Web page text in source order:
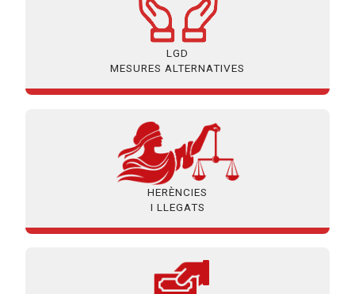
LGD
MESURES ALTERNATIVES
HERÈNCIES
I LLEGATS